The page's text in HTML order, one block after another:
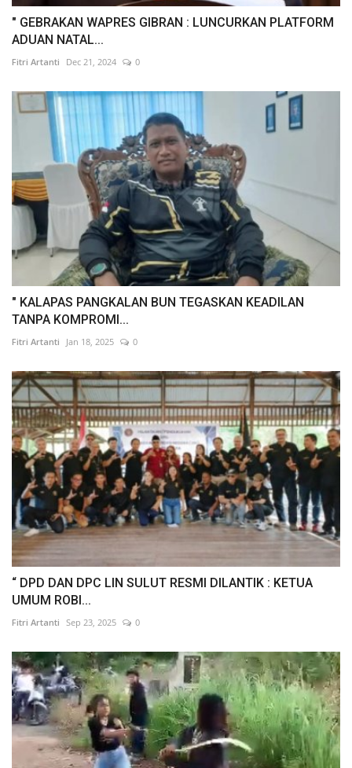
" GEBRAKAN WAPRES GIBRAN : LUNCURKAN PLATFORM
ADUAN NATAL...
Fitri Artanti Dec 21, 2024 0
" KALAPAS PANGKALAN BUN TEGASKAN KEADILAN
TANPA KOMPROMI...
Fitri Artanti Jan 18, 2025 0
“ DPD DAN DPC LIN SULUT RESMI DILANTIK : KETUA
UMUM ROBI...
Fitri Artanti Sep 23, 2025 0